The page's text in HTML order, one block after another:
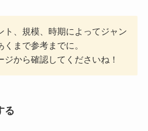
ト、規模、時期によってジャン
まで参考までに。
ジから確認してくださいね！
る